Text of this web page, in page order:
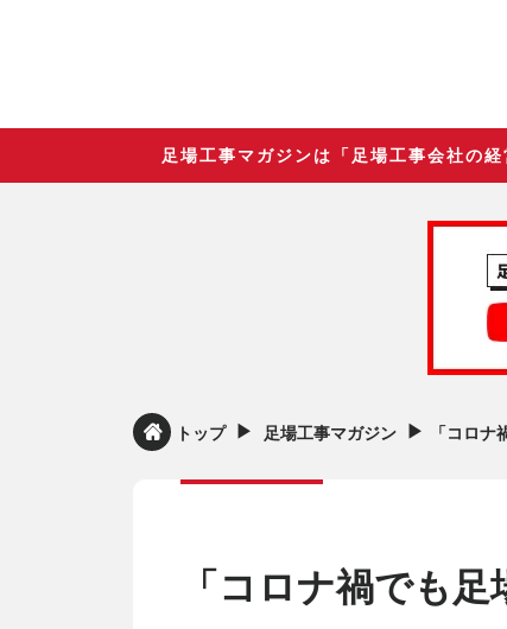
足場工事マガジンは「足場工事会社の
トップ ▶︎ 足場工事マガジン ▶︎ 「コロ
「コロナ禍でも